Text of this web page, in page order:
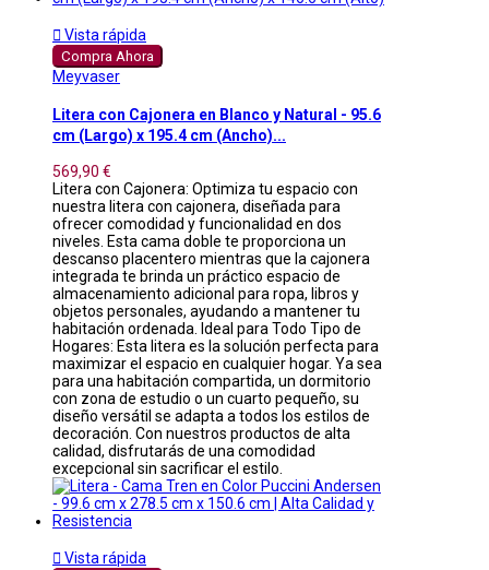
 Vista rápida
Compra Ahora
Meyvaser
Litera con Cajonera en Blanco y Natural - 95.6
cm (Largo) x 195.4 cm (Ancho)...
569,90 €
Litera con Cajonera: Optimiza tu espacio con
nuestra litera con cajonera, diseñada para
ofrecer comodidad y funcionalidad en dos
niveles. Esta cama doble te proporciona un
descanso placentero mientras que la cajonera
integrada te brinda un práctico espacio de
almacenamiento adicional para ropa, libros y
objetos personales, ayudando a mantener tu
habitación ordenada. Ideal para Todo Tipo de
Hogares: Esta litera es la solución perfecta para
maximizar el espacio en cualquier hogar. Ya sea
para una habitación compartida, un dormitorio
con zona de estudio o un cuarto pequeño, su
diseño versátil se adapta a todos los estilos de
decoración. Con nuestros productos de alta
calidad, disfrutarás de una comodidad
excepcional sin sacrificar el estilo.
 Vista rápida